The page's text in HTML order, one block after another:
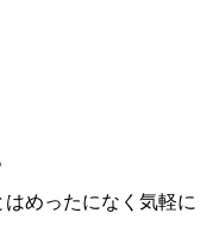
めったになく気軽に